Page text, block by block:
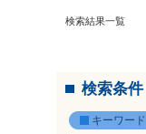
検索結果一覧
検索条件
キーワード